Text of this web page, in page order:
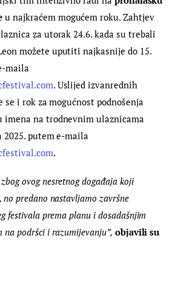
u najkraćem mogućem roku. Zahtjev
za utorak 24.6. kada su trebali
možete uputiti najkasnije do 15.
maila
. Uslijed izvanrednih
i rok za mogućnost podnošenja
imena na trodnevnim ulaznicama
2025. putem e-maila
.
ovog nesretnog događaja koji
no predano nastavljamo završne
festivala prema planu i dosadašnjim
na podršci i razumijevanju”, objavili su